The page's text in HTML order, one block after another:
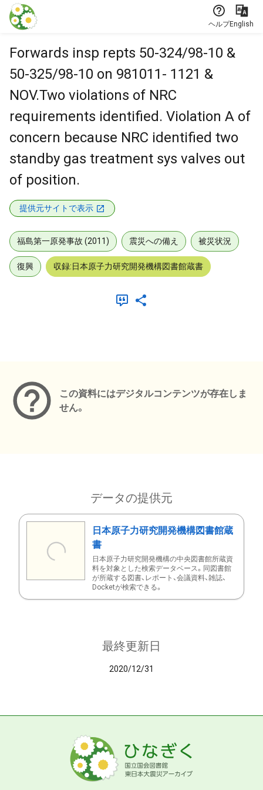
本文に飛ぶ
ヘルプEnglish
Forwards insp repts 50-324/98-10 &
50-325/98-10 on 981011- 1121 &
NOV.Two violations of NRC
requirements identified. Violation A of
concern because NRC identified two
standby gas treatment sys valves out
of position.
提供元サイトで表示
福島第一原発事故 (2011) 震災への備え 被災状況
復興 収録:日本原子力研究開発機構図書館蔵書
この資料にはデジタルコンテンツが存在しま
せん。
データの提供元
日本原子力研究開発機構図書館蔵
書
日本原子力研究開発機構の中央図書館所蔵資
料を対象とした検索データベース。同図書館
が所蔵する図書、レポート、会議資料、雑誌、
Docketが検索できる。
最終更新日
2020/12/31